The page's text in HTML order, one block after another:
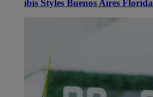
ibis Styles Buenos Aires Florida